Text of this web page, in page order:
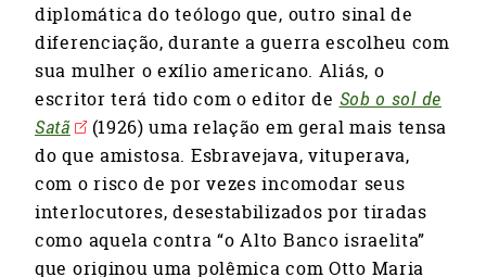
diplomática do teólogo que, outro sinal de
diferenciação, durante a guerra escolheu com
sua mulher o exílio americano. Aliás, o
escritor terá tido com o editor de Sob o sol de
Satã
(1926) uma relação em geral mais tensa
do que amistosa. Esbravejava, vituperava,
com o risco de por vezes incomodar seus
interlocutores, desestabilizados por tiradas
como aquela contra “o Alto Banco israelita”
que originou uma polêmica com Otto Maria